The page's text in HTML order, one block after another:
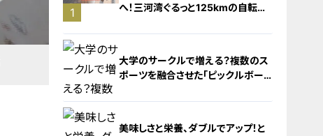
1
へ！三河湾ぐるっと125kmの自転車
大学のサークルで増える？複数のス
ポーツを融合させた「ピックルボー
美味しさと栄養、ダブルでアップ！と